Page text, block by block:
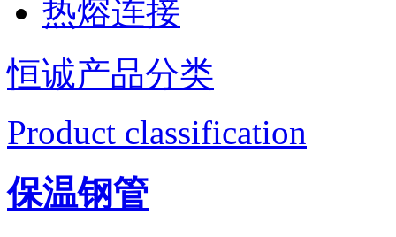
热熔连接
恒诚产品分类
Product classification
保温钢管